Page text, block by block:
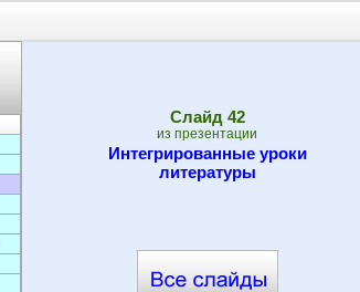
Cлайд 42
из презентации
Интегрированные уроки
литературы